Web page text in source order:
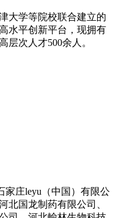
大学等院校联合建立的
水平创新平台，现拥有
层次人才500余人。
家庄leyu（中国）有限公
北国龙制药有限公司、